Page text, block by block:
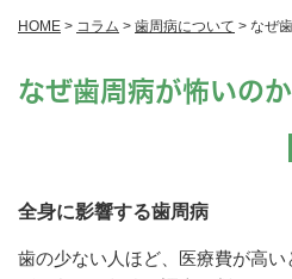
HOME > コラム > 歯周病について > なぜ
なぜ歯周病が怖いのか
全身に影響する歯周病
歯の少ない人ほど、医療費が高